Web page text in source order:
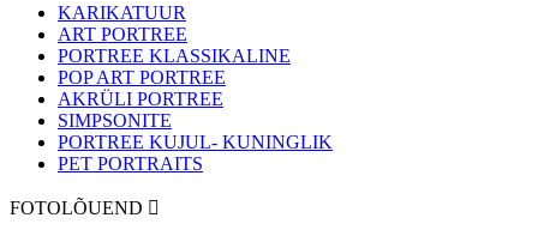
KARIKATUUR
ART PORTREE
PORTREE KLASSIKALINE
POP ART PORTREE
AKRÜLI PORTREE
SIMPSONITE
PORTREE KUJUL- KUNINGLIK
PET PORTRAITS
FOTOLÕUEND